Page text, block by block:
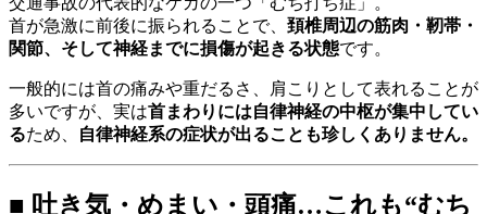
首が急激に前後に振られることで、 頚椎周辺の筋肉・靭帯・
関節、そして神経までに損傷が起きる状態です。
一般的には首の痛みや重だるさ、肩こりとして表れることが
多いですが、実は首まわりには自律神経の中枢が集中してい
るため、 自律神経系の症状が出ることも珍しくありません。
■ 吐き気・めまい・頭痛…これも“むち